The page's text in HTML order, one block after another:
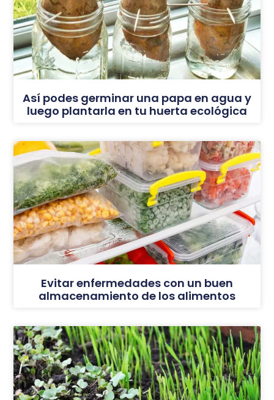
Así podes germinar una papa en agua y
luego plantarla en tu huerta ecológica
Evitar enfermedades con un buen
almacenamiento de los alimentos